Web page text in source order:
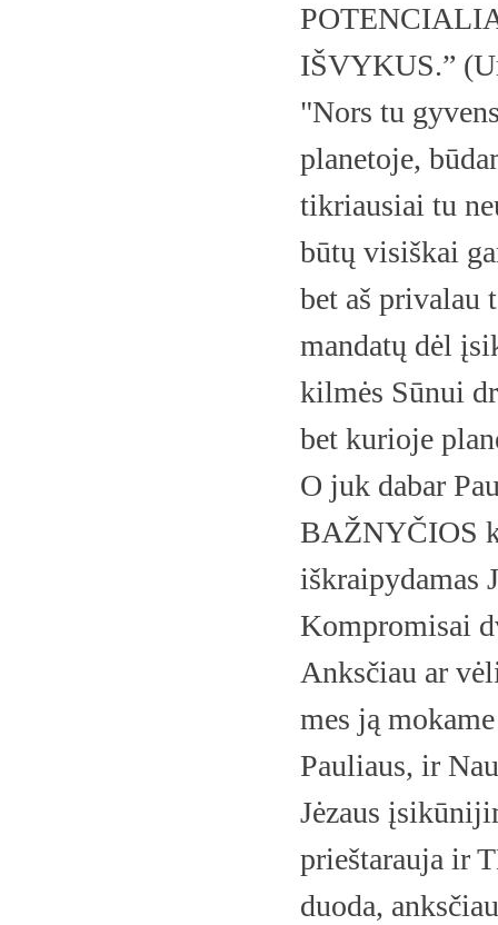
IŠVYKUS.”
"Nors tu
planetoje,
tikriausiai tu
būtų visiškai
bet aš privalau
mandatų dėl
kilmės Sūnui
bet kurioje
O juk dabar
BAŽNYČIOS
iškraipydamas
Kompromisai
Anksčiau ar
mes ją
Pauliaus, ir
Jėzaus
prieštarauja ir
duoda,